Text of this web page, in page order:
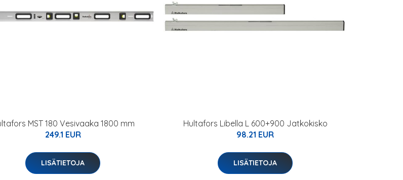
MST 180 Vesivaaka 1800 mm
249.1 EUR
LISÄTIETOJA
Hultafors Libella L 600+900 Jatkokisko
98.21 EUR
LISÄTIETOJA